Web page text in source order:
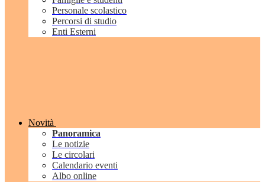
Personale scolastico
Percorsi di studio
Enti Esterni
Novità
Panoramica
Le notizie
Le circolari
Calendario eventi
Albo online